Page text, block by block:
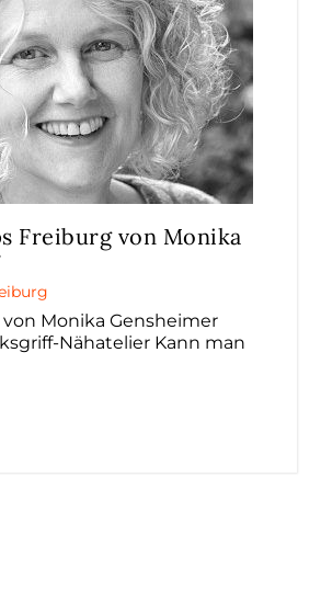
Freiburg von Monika
Monika Gensheimer
Nähatelier Kann man